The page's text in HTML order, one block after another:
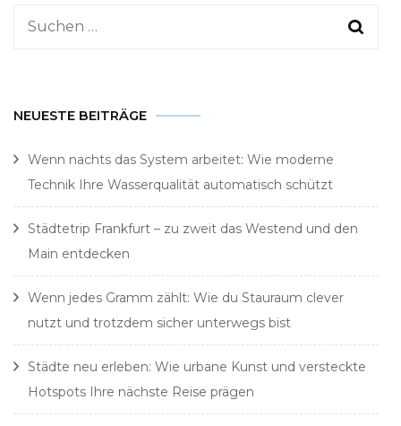
Suchen
NEUESTE BEITRÄGE
Wenn nachts das System arbeitet: Wie moderne
Technik Ihre Wasserqualität automatisch schützt
Städtetrip Frankfurt – zu zweit das Westend und den
Main entdecken
Wenn jedes Gramm zählt: Wie du Stauraum clever
nutzt und trotzdem sicher unterwegs bist
Städte neu erleben: Wie urbane Kunst und versteckte
Hotspots Ihre nächste Reise prägen